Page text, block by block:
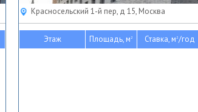
Красносельский 1-й пер, д 15, Москва
Этаж Площадь, м2 Ставка, м2/год